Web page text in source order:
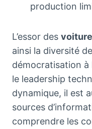
production
L’essor des
ainsi la diversité
démocratisation à
le leadership
dynamique, il est
sources
comprendre les